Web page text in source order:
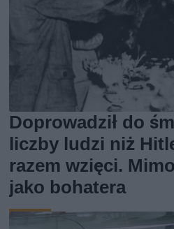
Doprowadził do
liczby ludzi niż
razem wzięci.
jako bohatera